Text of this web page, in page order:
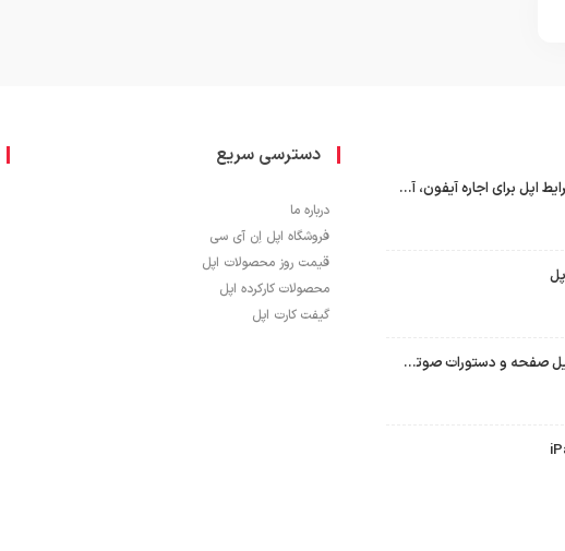
برنامه Apple Upgrade معرفی شد؛ شرایط اپل برای اجاره آیفون، آیپد، مک و اپل واچ
نسخه مک گوگل Gemini با قابلیت تحلیل صفحه و دستورات صوتی در به‌روزرسانی جدید
دسترسی سریع
درباره ما
فروشگاه اپل اِن آی سی
قیمت روز محصولات اپل
محصولات کارکرده اپل
گیفت کارت اپل